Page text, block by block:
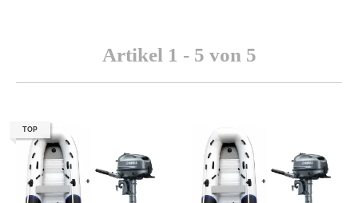
Artikel 1 - 5 von 5
TOP